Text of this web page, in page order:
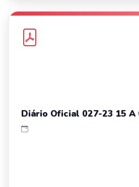
Diário Oficial 027-23 15 A